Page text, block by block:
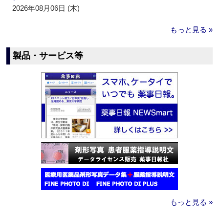
2026年08月06日 (木)
もっと見る »
製品・サービス等
もっと見る »